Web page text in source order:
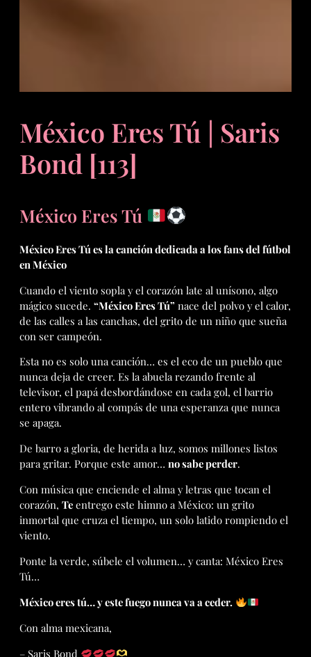
México Eres Tú | Saris
Bond [113]
México Eres Tú
México Eres Tú es la canción dedicada a los fans del fútbol
en México
Cuando el viento sopla y el corazón late al unísono, algo
mágico sucede. “México Eres Tú” nace del polvo y el calor,
de las calles a las canchas, del grito de un niño que sueña
con ser campeón.
Esta no es solo una canción… es el eco de un pueblo que
nunca deja de creer. Es la abuela rezando frente al
televisor, el papá desbordándose en cada gol, el barrio
entero vibrando al compás de una esperanza que nunca
se apaga.
De barro a gloria, de herida a luz, somos millones listos
para gritar. Porque este amor… no sabe perder.
Con música que enciende el alma y letras que tocan el
corazón, Te entrego este himno a México: un grito
inmortal que cruza el tiempo, un solo latido rompiendo el
viento.
Ponte la verde, súbele el volumen… y canta: México Eres
Tú…
México eres tú… y este fuego nunca va a ceder.
Con alma mexicana,
– Saris Bond